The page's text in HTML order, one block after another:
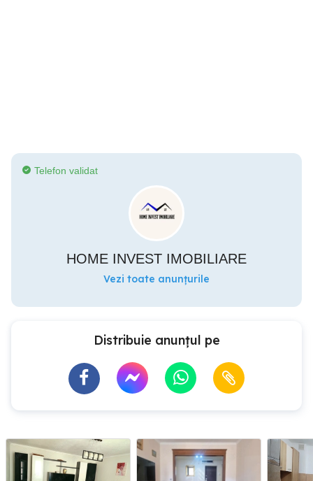
Telefon validat
HOME INVEST IMOBILIARE
Vezi toate anunțurile
Distribuie anunțul pe